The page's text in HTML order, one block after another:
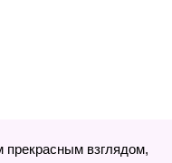
прекрасным взглядом,